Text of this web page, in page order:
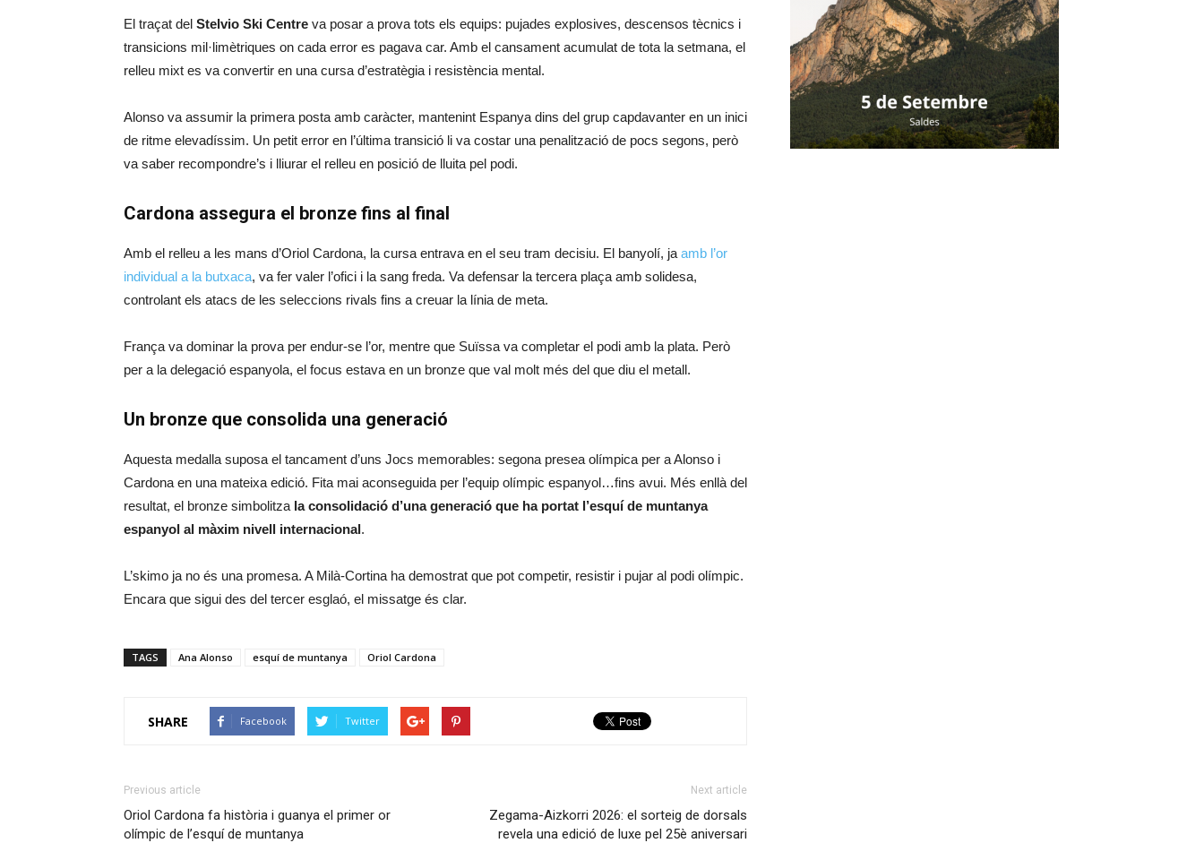
El traçat del Stelvio Ski Centre va posar a prova tots els equips: pujades explosives, descensos tècnics i
transicions mil·limètriques on cada error es pagava car. Amb el cansament acumulat de tota la setmana, el
relleu mixt es va convertir en una cursa d’estratègia i resistència mental.
Alonso va assumir la primera posta amb caràcter, mantenint Espanya dins del grup capdavanter en un inici
de ritme elevadíssim. Un petit error en l’última transició li va costar una penalització de pocs segons, però
va saber recompondre’s i lliurar el relleu en posició de lluita pel podi.
Cardona assegura el bronze fins al final
Amb el relleu a les mans d’Oriol Cardona, la cursa entrava en el seu tram decisiu. El banyolí, ja amb l’or
individual a la butxaca, va fer valer l’ofici i la sang freda. Va defensar la tercera plaça amb solidesa,
controlant els atacs de les seleccions rivals fins a creuar la línia de meta.
França va dominar la prova per endur-se l’or, mentre que Suïssa va completar el podi amb la plata. Però
per a la delegació espanyola, el focus estava en un bronze que val molt més del que diu el metall.
Un bronze que consolida una generació
Aquesta medalla suposa el tancament d’uns Jocs memorables: segona presea olímpica per a Alonso i
Cardona en una mateixa edició. Fita mai aconseguida per l’equip olímpic espanyol…fins avui. Més enllà del
resultat, el bronze simbolitza la consolidació d’una generació que ha portat l’esquí de muntanya
espanyol al màxim nivell internacional.
L’skimo ja no és una promesa. A Milà-Cortina ha demostrat que pot competir, resistir i pujar al podi olímpic.
Encara que sigui des del tercer esglaó, el missatge és clar.
TAGS Ana Alonso esquí de muntanya Oriol Cardona
SHARE Facebook Twitter
Previous article
Oriol Cardona fa història i guanya el primer or
olímpic de l’esquí de muntanya
Next article
Zegama-Aizkorri 2026: el sorteig de dorsals
revela una edició de luxe pel 25è aniversari